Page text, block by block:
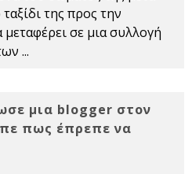
της προς την
σε μια συλλογή
...
μια blogger στον
πως έπρεπε να